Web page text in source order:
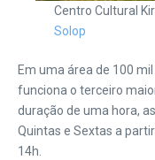
Centro Cultural
Solop
Em uma área de 100
funciona o terceiro
duração de uma hora,
Quintas e Sextas a
14h.